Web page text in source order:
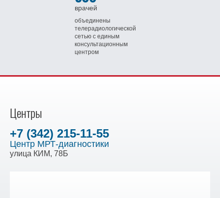
врачей
объединены
телерадиологической
сетью с единым
консультационным
центром
Центры
+7 (342) 215-11-55
Центр МРТ-диагностики
улица КИМ, 78Б